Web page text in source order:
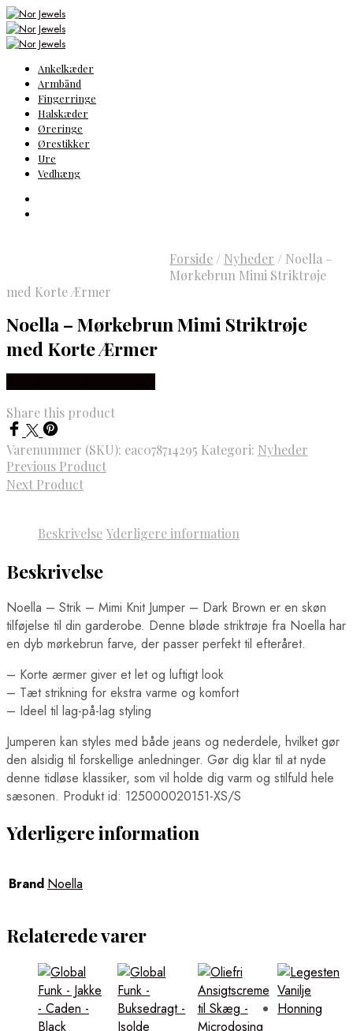
Ankelkæder
Armbånd
Fingerringe
Halskæder
Øreringe
Ørestikker
Ure
Vedhæng
Forside / Nyheder / Noella –
Mørkebrun Mimi Striktrøje
med Korte Ærmer
Noella – Mørkebrun Mimi Striktrøje
med Korte Ærmer
Share this product
Varenummer (SKU): eac078714295 Kategori: Nyheder
Previous Product
Next Product
Beskrivelse Yderligere information
Beskrivelse
Noella – Strik – Mimi Knit Jumper – Dark Brown er en skøn
tilføjelse til din garderobe. Denne bløde striktrøje fra Noella har
en dyb mørkebrun farve, der passer perfekt til efteråret.
– Korte ærmer giver et let og luftigt look
– Tæt strikning for ekstra varme og komfort
– Ideel til lag-på-lag styling
Jumperen kan styles med både jeans og nederdele, hvilket gør
den alsidig til forskellige anledninger. Gør dig klar til at nyde
denne tidløse klassiker, som vil holde dig varm og stilfuld hele
sæsonen. Produkt id: 125000020151-XS/S
Yderligere information
Brand Noella
Relaterede varer